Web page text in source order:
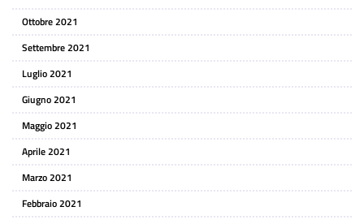
Ottobre 2021
Settembre 2021
Luglio 2021
Giugno 2021
Maggio 2021
Aprile 2021
Marzo 2021
Febbraio 2021